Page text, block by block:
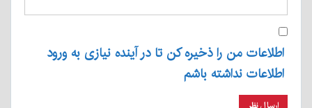
اطلاعات من را ذخیره کن تا در آینده نیازی به ورود
اطلاعات نداشته باشم